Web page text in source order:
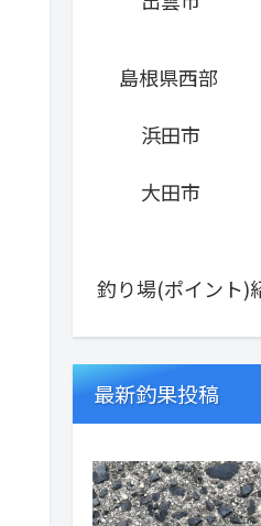
島根県西部
浜田市
大田市
釣り場(ポイント)
最新釣果投稿